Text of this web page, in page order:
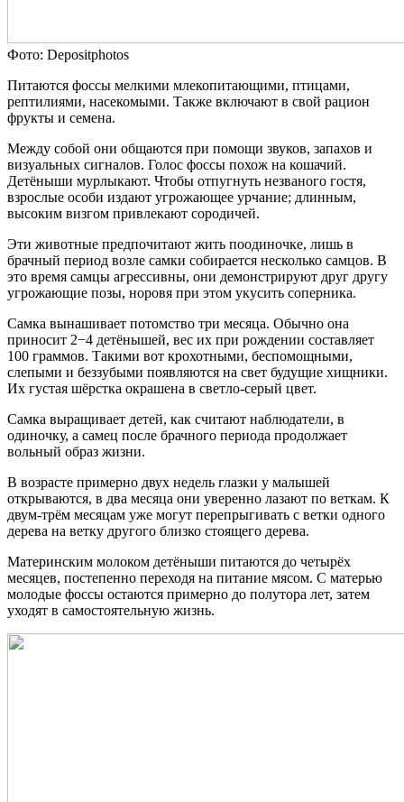
Фото: Depositphotos
Питаются фоссы мелкими млекопитающими, птицами,
рептилиями, насекомыми. Также включают в свой рацион
фрукты и семена.
Между собой они общаются при помощи звуков, запахов и
визуальных сигналов. Голос фоссы похож на кошачий.
Детёныши мурлыкают. Чтобы отпугнуть незваного гостя,
взрослые особи издают угрожающее урчание; длинным,
высоким визгом привлекают сородичей.
Эти животные предпочитают жить поодиночке, лишь в
брачный период возле самки собирается несколько самцов. В
это время самцы агрессивны, они демонстрируют друг другу
угрожающие позы, норовя при этом укусить соперника.
Самка вынашивает потомство три месяца. Обычно она
приносит 2−4 детёнышей, вес их при рождении составляет
100 граммов. Такими вот крохотными, беспомощными,
слепыми и беззубыми появляются на свет будущие хищники.
Их густая шёрстка окрашена в светло-серый цвет.
Самка выращивает детей, как считают наблюдатели, в
одиночку, а самец после брачного периода продолжает
вольный образ жизни.
В возрасте примерно двух недель глазки у малышей
открываются, в два месяца они уверенно лазают по веткам. К
двум-трём месяцам уже могут перепрыгивать с ветки одного
дерева на ветку другого близко стоящего дерева.
Материнским молоком детёныши питаются до четырёх
месяцев, постепенно переходя на питание мясом. С матерью
молодые фоссы остаются примерно до полутора лет, затем
уходят в самостоятельную жизнь.